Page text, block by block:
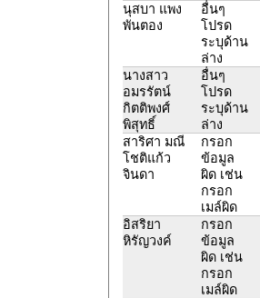
นุสบา แพง
พันตอง
อื่นๆ
โปรด
ระบุด้าน
ล่าง
นางสาว
อมรรัตน์
กิตติพงศ์
พิสุทธิ์
อื่นๆ
โปรด
ระบุด้าน
ล่าง
สาริศา มณี
โชติแก้ว
จินดา
กรอก
ข้อมูล
ผิด เช่น
กรอก
เมล์ผิด
อิสริยา
หิรัญวงค์
กรอก
ข้อมูล
ผิด เช่น
กรอก
เมล์ผิด